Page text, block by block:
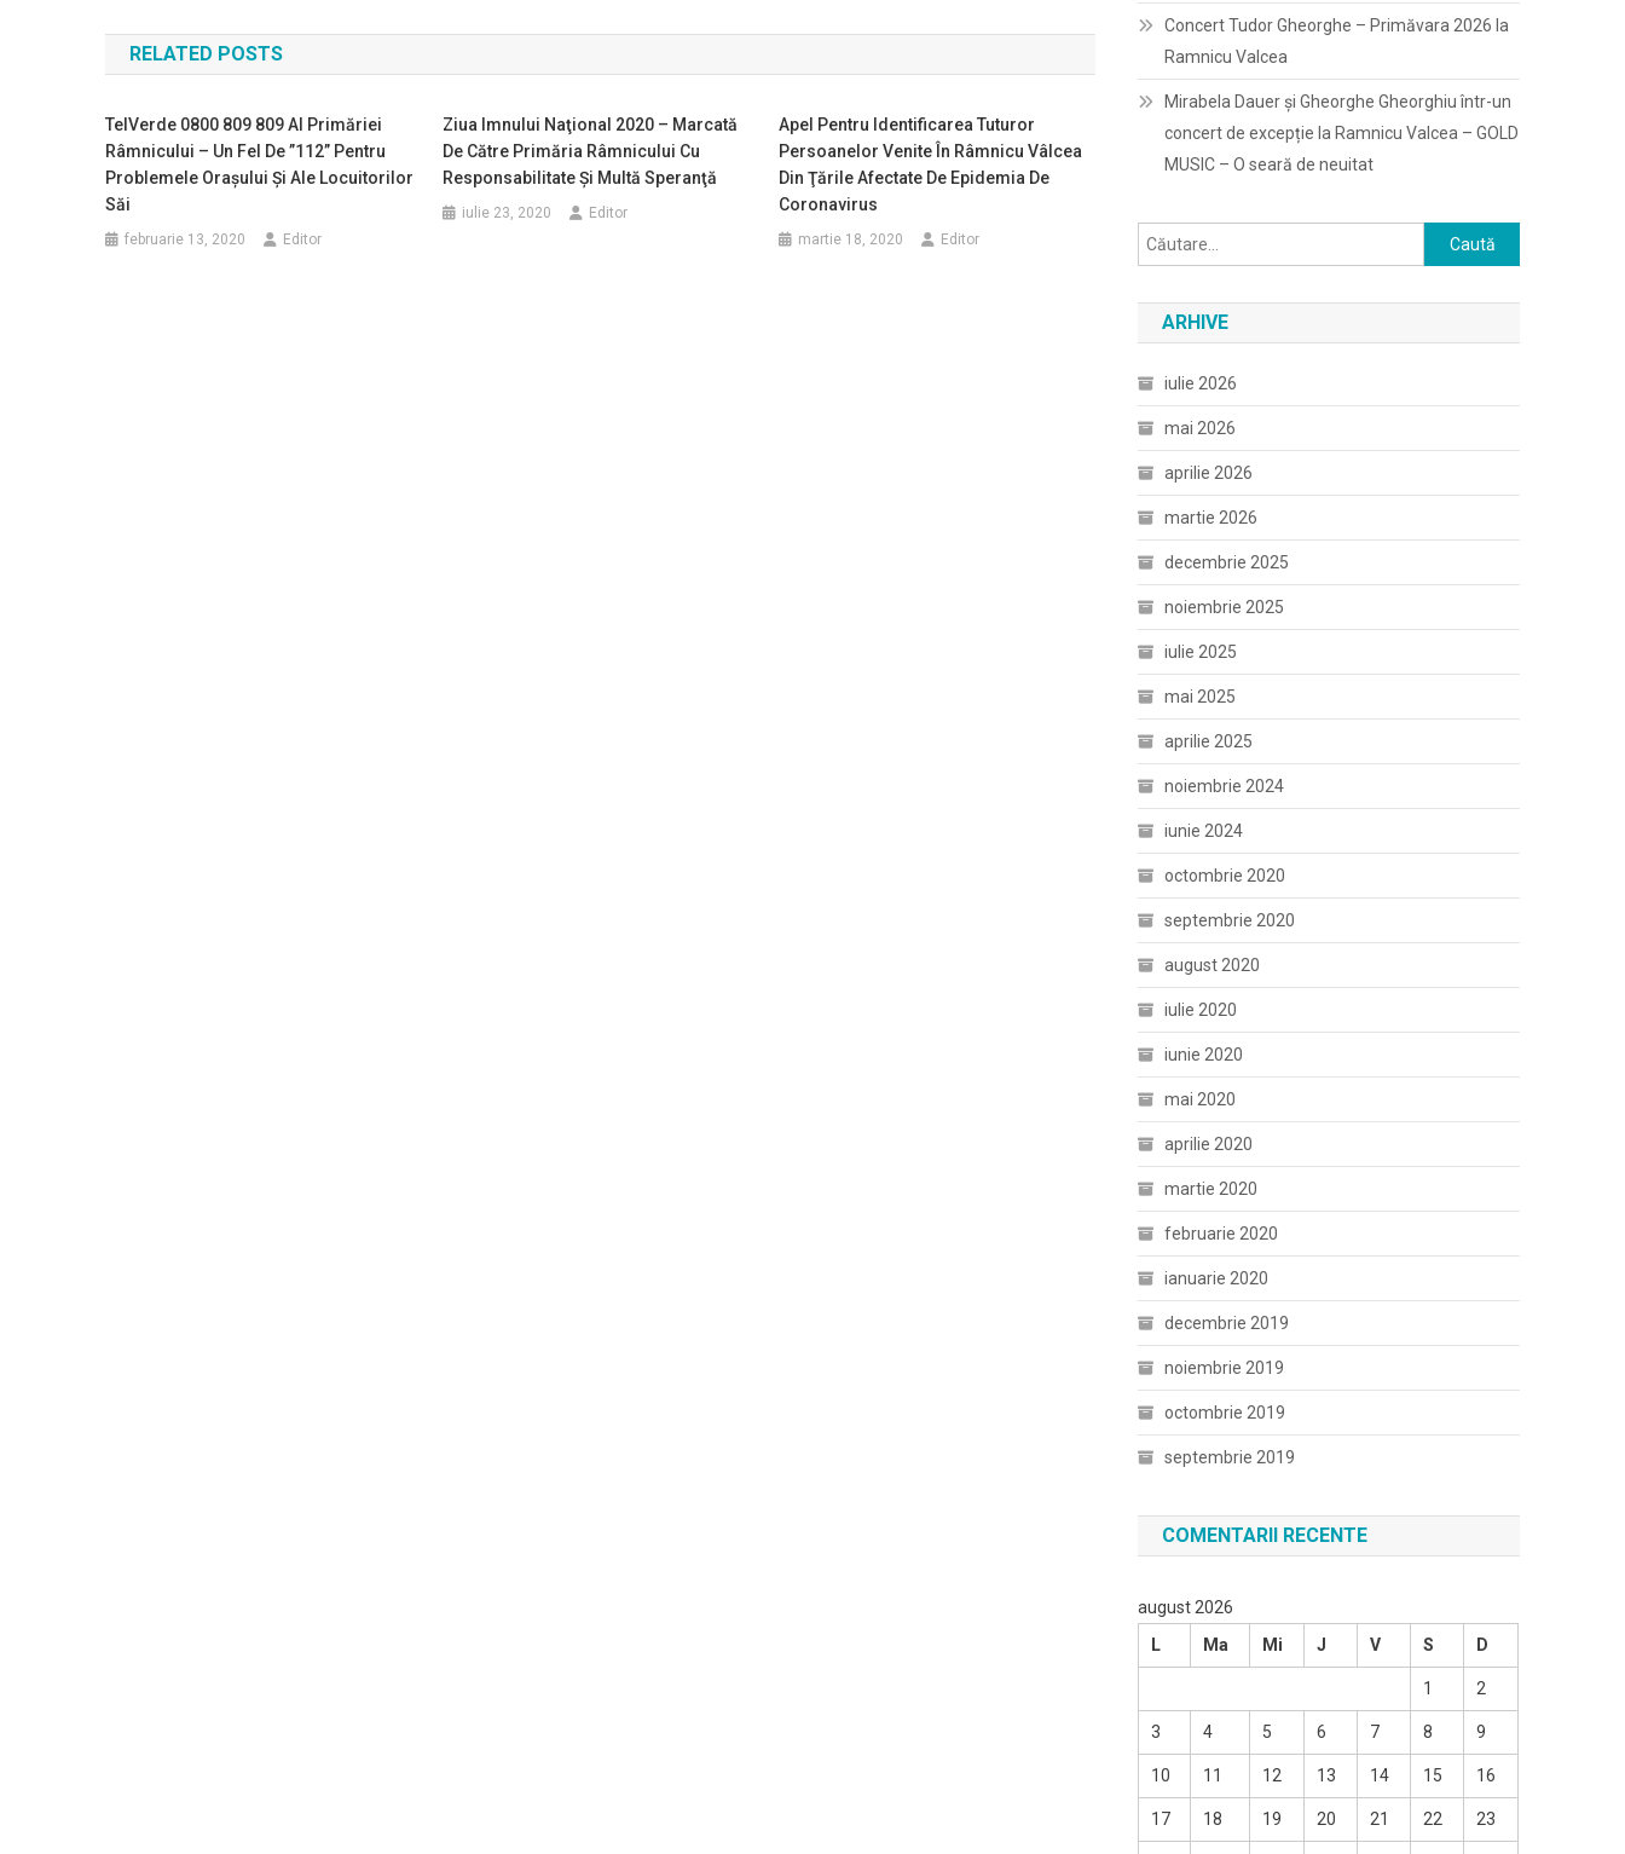
în
articole
RELATED POSTS
TelVerde 0800 809 809 Al Primăriei
Râmnicului – Un Fel De ”112” Pentru
Problemele Oraşului Şi Ale Locuitorilor
Săi
februarie 13, 2020 Editor
Ziua Imnului Naţional 2020 – Marcată
De Către Primăria Râmnicului Cu
Responsabilitate Şi Multă Speranţă
iulie 23, 2020 Editor
Apel Pentru Identificarea Tuturor
Persoanelor Venite În Râmnicu Vâlcea
Din Ţările Afectate De Epidemia De
Coronavirus
martie 18, 2020 Editor
Concert Tudor Gheorghe – Primăvara 2026 la
Ramnicu Valcea
Mirabela Dauer și Gheorghe Gheorghiu într-un
concert de excepție la Ramnicu Valcea – GOLD
MUSIC – O seară de neuitat
Caută
după:
ARHIVE
iulie 2026
mai 2026
aprilie 2026
martie 2026
decembrie 2025
noiembrie 2025
iulie 2025
mai 2025
aprilie 2025
noiembrie 2024
iunie 2024
octombrie 2020
septembrie 2020
august 2020
iulie 2020
iunie 2020
mai 2020
aprilie 2020
martie 2020
februarie 2020
ianuarie 2020
decembrie 2019
noiembrie 2019
octombrie 2019
septembrie 2019
COMENTARII RECENTE
august 2026
L
Ma Mi J V S D
1 2
3 4 5 6 7 8 9
10 11 12 13 14 15 16
17 18 19 20 21 22 23